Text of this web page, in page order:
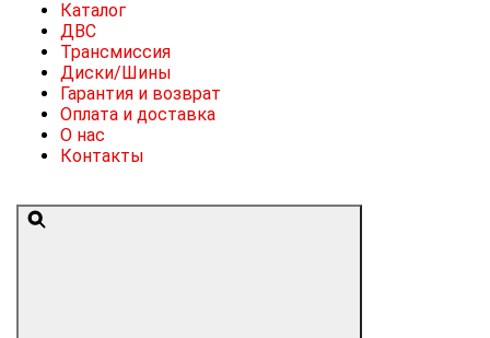
Каталог
ДВС
Трансмиссия
Диски/Шины
Гарантия и возврат
Оплата и доставка
О нас
Контакты